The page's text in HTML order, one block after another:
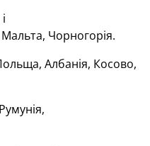
Чорногорія.
Албанія, Косово,